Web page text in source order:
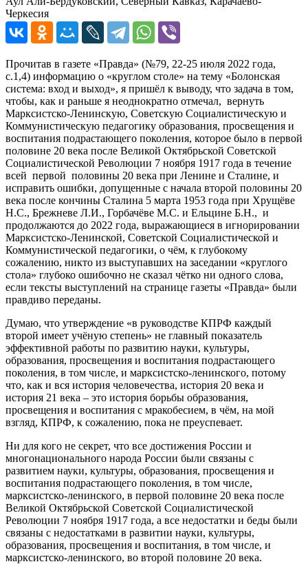
Черкесия
Прочитав в газете «Правда» (№79, 22-25 июля 2022 года,
с.1,4) информацию о «круглом столе» на тему «Болонская
система: вход и выход», я пришёл к выводу, что задача в том,
чтобы, как и раньше я неоднократно отмечал, вернуть
Марксистско-Ленинскую, Советскую Социалистическую и
Коммунистическую педагогику образования, просвещения и
воспитания подрастающего поколения, которое было в первой
половине 20 века после Великой Октябрьской Советской
Социалистической Революции 7 ноября 1917 года в течение
всей первой половины 20 века при Ленине и Сталине, и
исправить ошибки, допущенные с начала второй половины 20
века после кончины Сталина 5 марта 1953 года при Хрущёве
Н.С., Брежневе Л.И., Горбачёве М.С. и Ельцине Б.Н., и
продолжаются до 2022 года, выражающиеся в игнорировании
Марксистско-Ленинской, Советской Социалистической и
Коммунистической педагогики, о чём, к глубокому
сожалению, никто из выступавших на заседании «круглого
стола» глубоко ошибочно не сказал чётко ни одного слова,
если тексты выступлений на странице газеты «Правда» были
правдиво переданы.
Думаю, что утверждение «в руководстве КПРФ каждый
второй имеет учёную степень» не главный показатель
эффективной работы по развитию науки, культуры,
образования, просвещения и воспитания подрастающего
поколения, в том числе, и марксистско-ленинского, потому
что, как и вся история человечества, история 20 века и
история 21 века – это история борьбы образования,
просвещения и воспитания с мракобесием, в чём, на мой
взгляд, КПРФ, к сожалению, пока не преуспевает.
Ни для кого не секрет, что все достижения России и
многонационального народа России были связаны с
развитием науки, культуры, образования, просвещения и
воспитания подрастающего поколения, в том числе,
марксистско-ленинского, в первой половине 20 века после
Великой Октябрьской Советской Социалистической
Революции 7 ноября 1917 года, а все недостатки и беды были
связаны с недостатками в развитии науки, культуры,
образования, просвещения и воспитания, в том числе, и
марксистско-ленинского, во второй половине 20 века.